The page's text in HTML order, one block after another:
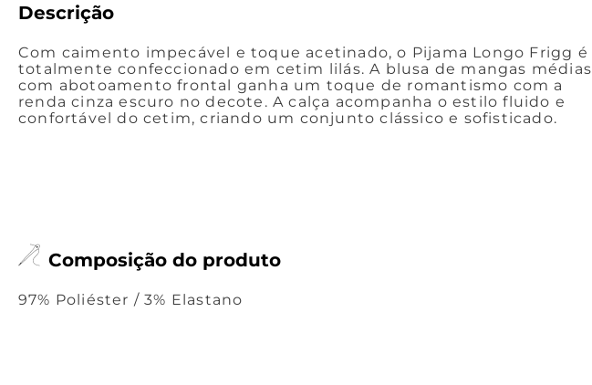
Descrição
Com caimento impecável e toque acetinado, o Pijama Longo Frigg é
totalmente confeccionado em cetim lilás. A blusa de mangas médias
com abotoamento frontal ganha um toque de romantismo com a
renda cinza escuro no decote. A calça acompanha o estilo fluido e
confortável do cetim, criando um conjunto clássico e sofisticado.
Composição do produto
97% Poliéster / 3% Elastano